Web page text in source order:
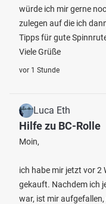
würde ich mir gerne
zulegen auf die ich
Tipps für gute
Viele Grüße
vor 1 Stunde
Luca Eth
Hilfe zu BC-Rolle
Moin,
ich habe mir jetzt vor 2
gekauft. Nachdem ich
war, ist mir